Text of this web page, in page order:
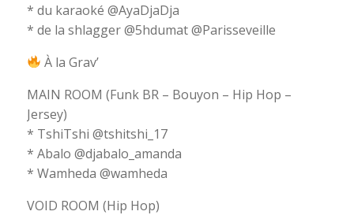
* du karaoké @AyaDjaDja
* de la shlagger @5hdumat @Parisseveille
À la Grav’
MAIN ROOM (Funk BR – Bouyon – Hip Hop –
Jersey)
* TshiTshi @tshitshi_17
* Abalo @djabalo_amanda
* Wamheda @wamheda
VOID ROOM (Hip Hop)